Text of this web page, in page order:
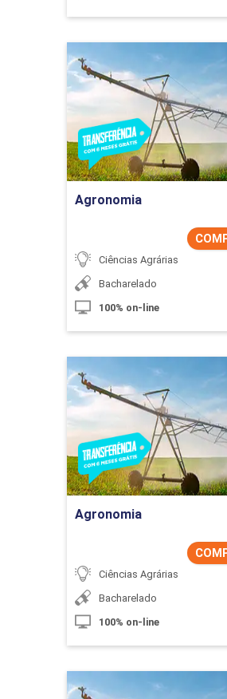
Agronomia
Ciências Agrárias
Bacharelado
100% on-line
Detalhes do
Agronomia
Ciências Agrárias
Bacharelado
100% on-line
Detalhes do